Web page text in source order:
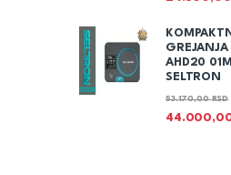
GREJANJA
AHD20
SELTRON
53.170,00RSD